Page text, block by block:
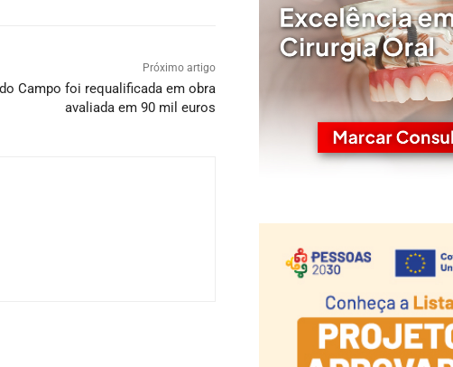
Próximo artigo
Campo foi requalificada em obra
avaliada em 90 mil euros